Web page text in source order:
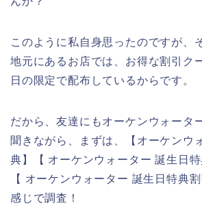
このように私自身思ったのですが、
地元にあるお店では、お得な割引ク
日の限定で配布しているからです。
だから、友達にもオーケンウォータ
聞きながら、まずは、【オーケンウ
典】【 オーケンウォーター 誕生日特
【 オーケンウォーター 誕生日特典
感じで調査！